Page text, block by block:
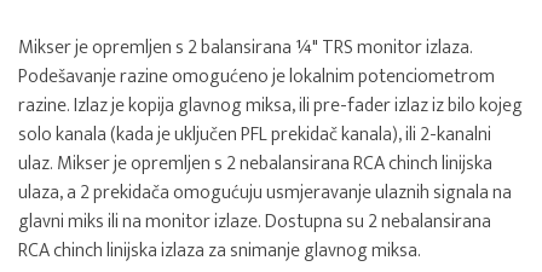
Mikser je opremljen s 2 balansirana ¼" TRS monitor izlaza.
Podešavanje razine omogućeno je lokalnim potenciometrom
razine. Izlaz je kopija glavnog miksa, ili pre-fader izlaz iz bilo kojeg
solo kanala (kada je uključen PFL prekidač kanala), ili 2-kanalni
ulaz. Mikser je opremljen s 2 nebalansirana RCA chinch linijska
ulaza, a 2 prekidača omogućuju usmjeravanje ulaznih signala na
glavni miks ili na monitor izlaze. Dostupna su 2 nebalansirana
RCA chinch linijska izlaza za snimanje glavnog miksa.